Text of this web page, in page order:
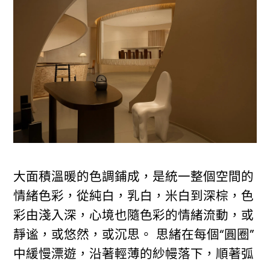
大面積溫暖的色調鋪成，是統一整個空間的
情緒色彩，從純白，乳白，米白到深棕，色
彩由淺入深，心境也隨色彩的情緒流動，或
靜谧，或悠然，或沉思。 思緒在每個“圓圈”
中緩慢漂遊，沿著輕薄的紗幔落下，順著弧